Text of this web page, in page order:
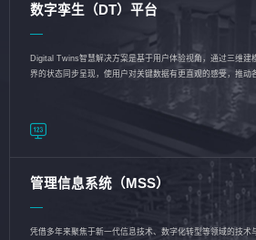
数字孪生（DT）平台
Digital Twins智慧解决方案是基于用户体验视角，通过三维建
界的状态同步呈现，使用户对关键数据有更直观的感受，推动
管理信息系统（MSS）
凭借多年来聚焦于新一代信息技术、数字化转型等领域的技术